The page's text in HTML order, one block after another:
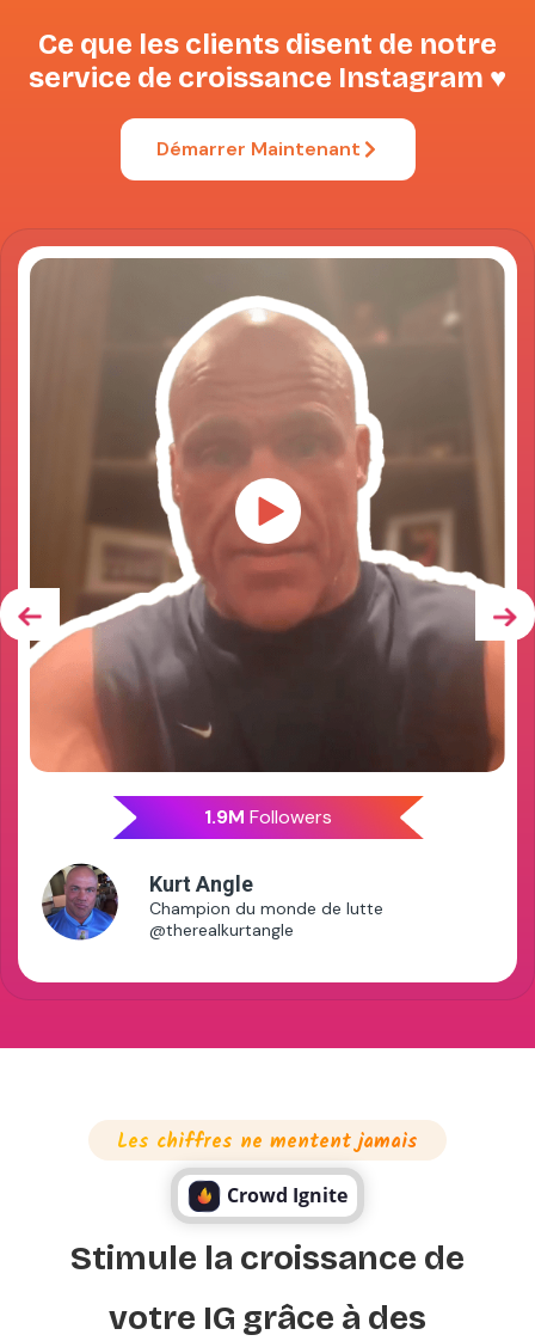
Ce que les clients disent de notre
service de croissance Instagram ♥
Démarrer Maintenant
1.9M Followers
Kurt Angle
Champion du monde de lutte
@therealkurtangle
Les chiffres ne mentent jamais
Crowd Ignite
Stimule la croissance de
votre IG grâce à des